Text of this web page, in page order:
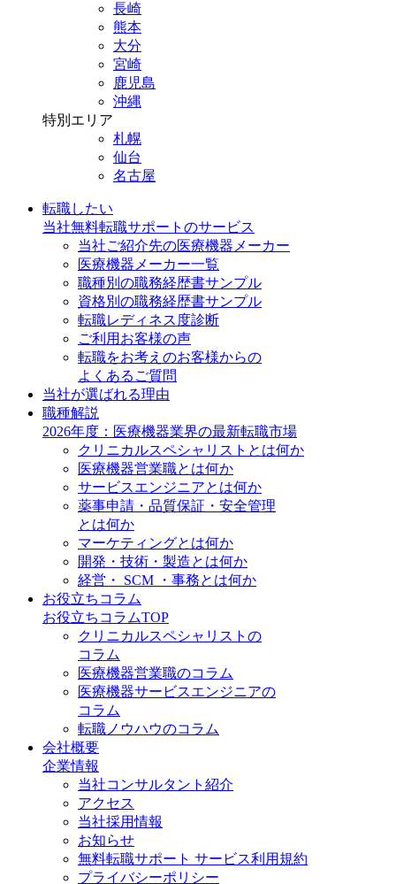
長崎
熊本
大分
宮崎
鹿児島
沖縄
特別エリア
札幌
仙台
名古屋
転職したい
当社無料転職サポートのサービス
当社ご紹介先の医療機器メーカー
医療機器メーカー一覧
職種別の職務経歴書サンプル
資格別の職務経歴書サンプル
転職レディネス度診断
ご利用お客様の声
転職をお考えのお客様からの
よくあるご質問
当社が選ばれる理由
職種解説
2026年度：医療機器業界の最新転職市場
クリニカルスペシャリストとは何か
医療機器営業職とは何か
サービスエンジニアとは何か
薬事申請・品質保証・安全管理
とは何か
マーケティングとは何か
開発・技術・製造とは何か
経営・ SCM ・事務とは何か
お役立ちコラム
お役立ちコラムTOP
クリニカルスペシャリストの
コラム
医療機器営業職のコラム
医療機器サービスエンジニアの
コラム
転職ノウハウのコラム
会社概要
企業情報
当社コンサルタント紹介
アクセス
当社採用情報
お知らせ
無料転職サポート サービス利用規約
プライバシーポリシー